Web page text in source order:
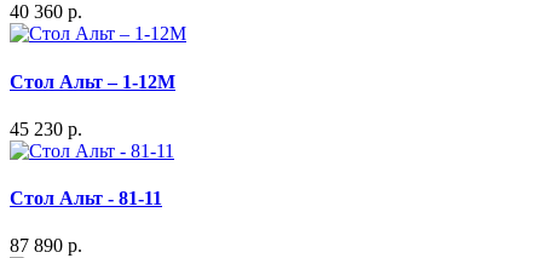
40 360 р.
Стол Альт – 1-12М
45 230 р.
Стол Альт - 81-11
87 890 р.